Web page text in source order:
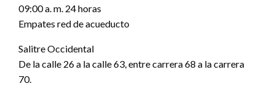
09:00 a. m. 24 horas
Empates red de acueducto
Salitre Occidental
De la calle 26 a la calle 63, entre carrera 68 a la carrera
70.